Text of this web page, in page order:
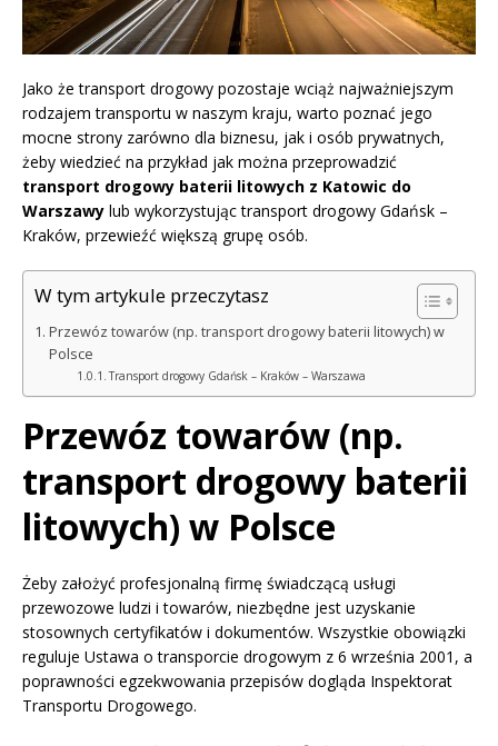
Jako że transport drogowy pozostaje wciąż najważniejszym
rodzajem transportu w naszym kraju, warto poznać jego
mocne strony zarówno dla biznesu, jak i osób prywatnych,
żeby wiedzieć na przykład jak można przeprowadzić
transport drogowy baterii litowych z Katowic do
Warszawy lub wykorzystując transport drogowy Gdańsk –
Kraków, przewieźć większą grupę osób.
W tym artykule przeczytasz
Przewóz towarów (np. transport drogowy baterii litowych) w
Polsce
Transport drogowy Gdańsk – Kraków – Warszawa
Przewóz towarów (np.
transport drogowy baterii
litowych) w Polsce
Żeby założyć profesjonalną firmę świadczącą usługi
przewozowe ludzi i towarów, niezbędne jest uzyskanie
stosownych certyfikatów i dokumentów. Wszystkie obowiązki
reguluje Ustawa o transporcie drogowym z 6 września 2001, a
poprawności egzekwowania przepisów dogląda Inspektorat
Transportu Drogowego.